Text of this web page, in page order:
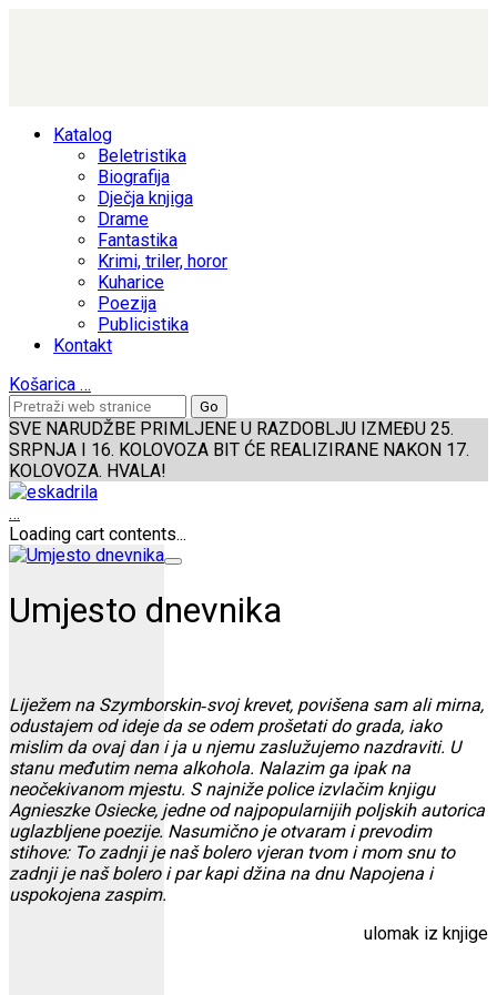
Katalog
Beletristika
Biografija
Dječja knjiga
Drame
Fantastika
Krimi, triler, horor
Kuharice
Poezija
Publicistika
Kontakt
Košarica …
SVE NARUDŽBE PRIMLJENE U RAZDOBLJU IZMEĐU 25.
SRPNJA I 16. KOLOVOZA BIT ĆE REALIZIRANE NAKON 17.
KOLOVOZA. HVALA!
…
Loading cart contents...
Umjesto dnevnika
Liježem na Szymborskin‑svoj krevet, povišena sam ali mirna,
odustajem od ideje da se odem prošetati do grada, iako
mislim da ovaj dan i ja u njemu zaslužujemo nazdraviti. U
stanu međutim nema alkohola. Nalazim ga ipak na
neočekivanom mjestu. S najniže police izvlačim knjigu
Agnieszke Osiecke, jedne od najpopularnijih poljskih autorica
uglazbljene poezije. Nasumično je otvaram i prevodim
stihove: To zadnji je naš bolero vjeran tvom i mom snu to
zadnji je naš bolero i par kapi džina na dnu Napojena i
uspokojena zaspim.
ulomak iz knjige